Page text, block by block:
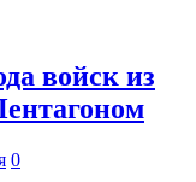
войск из
0